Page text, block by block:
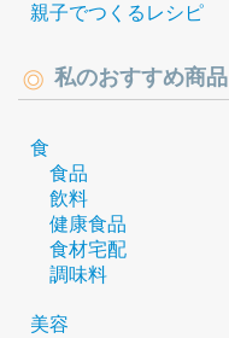
親子でつくるレシピ
私のおすすめ商品
食
食品
飲料
健康食品
食材宅配
調味料
美容